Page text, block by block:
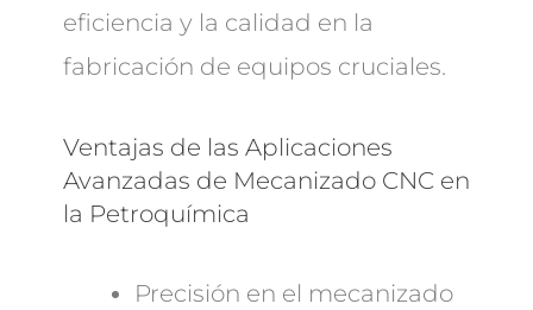
eficiencia y la calidad en la
fabricación de equipos cruciales.
Ventajas de las Aplicaciones
Avanzadas de Mecanizado CNC en
la Petroquímica
Precisión en el mecanizado